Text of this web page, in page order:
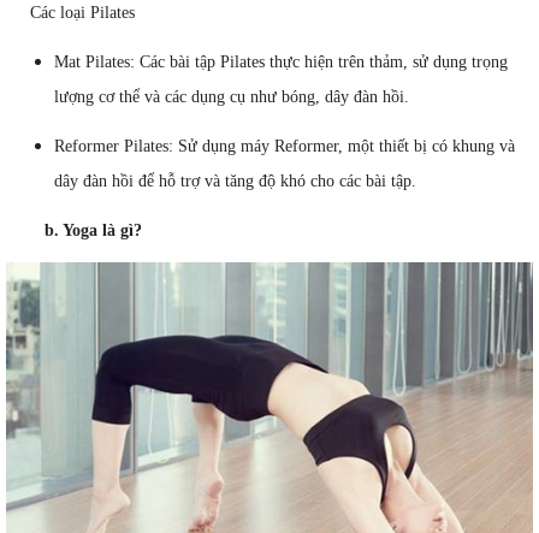
Các loại Pilates
Mat Pilates: Các bài tập Pilates thực hiện trên thảm, sử dụng trọng
lượng cơ thể và các dụng cụ như bóng, dây đàn hồi.
Reformer Pilates: Sử dụng máy Reformer, một thiết bị có khung và
dây đàn hồi để hỗ trợ và tăng độ khó cho các bài tập.
b. Yoga là gì?